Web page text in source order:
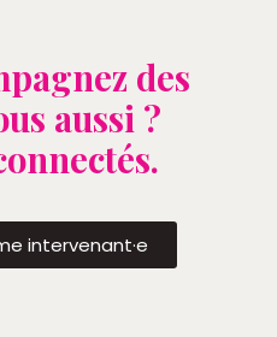
des
aussi ?
intervenant·e